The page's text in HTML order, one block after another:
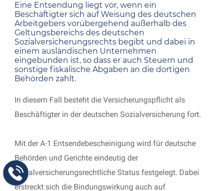
Eine Entsendung liegt vor, wenn ein
Beschäftigter sich auf Weisung des deutschen
Arbeitgebers vorübergehend außerhalb des
Geltungsbereichs des deutschen
Sozialversicherungsrechts begibt und dabei in
einem ausländischen Unternehmen
eingebunden ist, so dass er auch Steuern und
sonstige fiskalische Abgaben an die dortigen
Behörden zahlt.
In diesem Fall besteht die Versicherungspflicht als
Beschäftigter in der deutschen Sozialversicherung fort.
Mit der A-1 Entsendebescheinigung wird für deutsche
Behörden und Gerichte eindeutig der
sozialversicherungsrechtliche Status festgelegt. Dabei
erstreckt sich die Bindungswirkung auch auf